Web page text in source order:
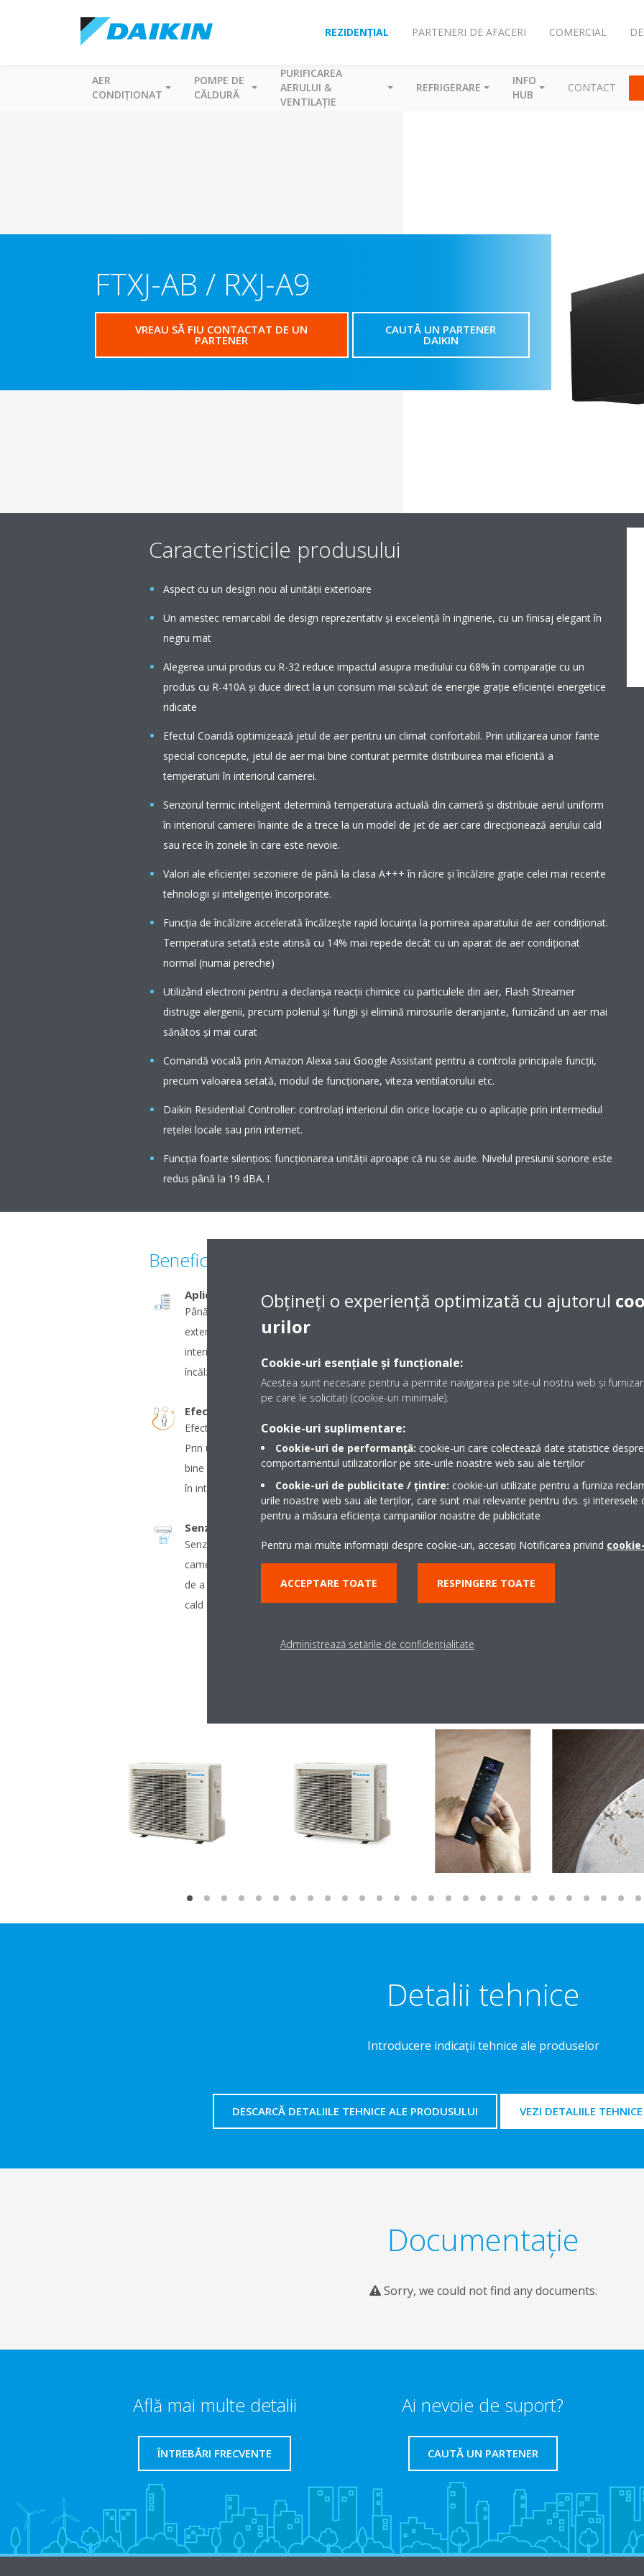
REZIDENȚIAL PARTENERI DE AFACERI COMERCIAL
AER
CONDIȚIONAT
POMPE DE
CĂLDURĂ
PURIFICAREA
AERULUI &
VENTILAȚIE
REFRIGERARE
INFO
HUB
CONTACT
FTXJ-AB / RXJ-A9
VREAU SĂ FIU CONTACTAT DE UN
PARTENER
CAUTĂ UN PARTENER
DAIKIN
Caracteristicile produsului
Aspect cu un design nou al unității exterioare
Un amestec remarcabil de design reprezentativ și excelență în inginerie, cu un finisaj elegant în
negru mat
Alegerea unui produs cu R-32 reduce impactul asupra mediului cu 68% în comparaţie cu un
produs cu R-410A şi duce direct la un consum mai scăzut de energie graţie eficienţei energetice
ridicate
Efectul Coandă optimizează jetul de aer pentru un climat confortabil. Prin utilizarea unor fante
special concepute, jetul de aer mai bine conturat permite distribuirea mai eficientă a
temperaturii în interiorul camerei.
Senzorul termic inteligent determină temperatura actuală din cameră și distribuie aerul uniform
în interiorul camerei înainte de a trece la un model de jet de aer care direcționează aerului cald
sau rece în zonele în care este nevoie.
Valori ale eficienţei sezoniere de până la clasa A+++ în răcire şi încălzire graţie celei mai recente
tehnologii şi inteligenţei încorporate.
Funcția de încălzire accelerată încălzește rapid locuința la pornirea aparatului de aer condiționat.
Temperatura setată este atinsă cu 14% mai repede decât cu un aparat de aer condiționat
normal (numai pereche)
Utilizând electroni pentru a declanșa reacții chimice cu particulele din aer, Flash Streamer
distruge alergenii, precum polenul și fungii și elimină mirosurile deranjante, furnizând un aer mai
sănătos și mai curat
Comandă vocală prin Amazon Alexa sau Google Assistant pentru a controla principale funcții,
precum valoarea setată, modul de funcționare, viteza ventilatorului etc.
Daikin Residential Controller: controlați interiorul din orice locație cu o aplicație prin intermediul
rețelei locale sau prin internet.
Funcţia foarte silenţios: funcţionarea unităţii aproape că nu se aude. Nivelul presiunii sonore este
redus până la 19 dBA. !
Beneficii
Aplicaţii multi model
Până la 5 unităţi interioare pot fi conectate la o singură unitate
exterioară, chiar dacă au capacităţi diferite. Toate unităţile
interioare pot fi acţionate individual în cadrul aceluiaşi mod de
încălzire sau răcire.
Efectul Coandă -
Efectul Coandă
utilizarea unor fante
conturat permite
Efectul Coandă - încălzire
Efectul Coandă optimizează jetul de aer în modul încălzire.
Prin utilizarea unor fante special concepute, jetul de aer mai
bine conturat permite distribuirea mai eficientă a temperaturii
în interiorul camerei.
Daikin Altherma este
pe durata condiţiilor de
funcţionare de până la -
Senzor termic inteligent
Senzorul termic inteligent determină temperatura actuală din
cameră şi distribuie aerul uniform în interiorul camerei înainte
de a trece la un model de jet de aer care direcţionează aerului
cald sau rece în zonele în care este nevoie.
Controlați climatul
sau tabletă
Detalii tehnice
Introducere indicaţii tehnice ale produselor
DESCARCĂ DETALIILE TEHNICE ALE PRODUSULUI VEZI DETALIILE
Documentaţie
Sorry, we could not find any documents.
Află mai multe detalii
ÎNTREBĂRI FRECVENTE
Ai nevoie de suport?
CAUTĂ UN PARTENER
Obțineți o experiență optimizată cu ajutorul
urilor
Cookie-uri esențiale și funcționale:
Acestea sunt necesare pentru a permite navigarea pe site-ul nostru web și
pe care le solicitați (cookie-uri minimale).
Cookie-uri suplimentare:
Cookie-uri de performanță: cookie-uri care colectează date statistice
comportamentul utilizatorilor pe site-urile noastre web sau ale terților
Cookie-uri de publicitate / țintire: cookie-uri utilizate pentru a furniza
urile noastre web sau ale terților, care sunt mai relevante pentru dvs. și interesele
pentru a măsura eficiența campaniilor noastre de publicitate
Pentru mai multe informații despre cookie-uri, accesați Notificarea privind
ACCEPTARE TOATE RESPINGERE TOATE
Administrează setările de confidențialitate